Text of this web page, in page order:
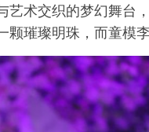
艺术交织的梦幻舞台
颗璀璨明珠，而童模